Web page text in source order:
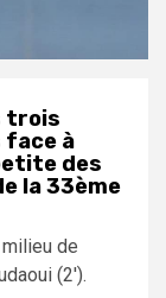
trois
face à
des
la 33ème
de
(2′).